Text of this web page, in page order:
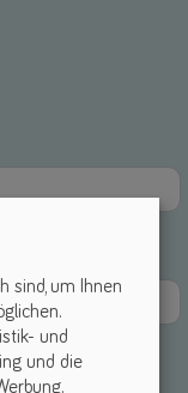
sind, um Ihnen
und
und die